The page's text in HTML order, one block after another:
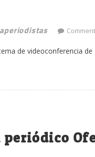
de videoconferencia
periódico